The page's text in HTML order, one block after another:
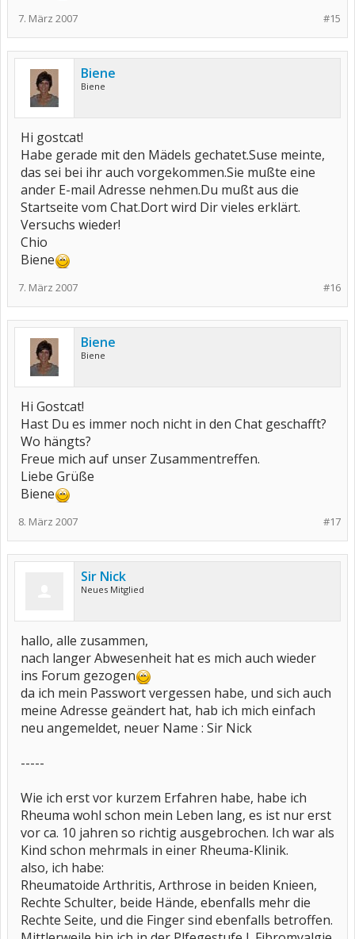
#15
7. März 2007
Biene
Biene
Hi gostcat!
Habe gerade mit den Mädels gechatet.Suse meinte,
das sei bei ihr auch vorgekommen.Sie mußte eine
ander E-mail Adresse nehmen.Du mußt aus die
Startseite vom Chat.Dort wird Dir vieles erklärt.
Versuchs wieder!
Chio
Biene
#16
7. März 2007
Biene
Biene
Hi Gostcat!
Hast Du es immer noch nicht in den Chat geschafft?
Wo hängts?
Freue mich auf unser Zusammentreffen.
Liebe Grüße
Biene
#17
8. März 2007
Sir Nick
Neues Mitglied
hallo, alle zusammen,
nach langer Abwesenheit hat es mich auch wieder
ins Forum gezogen
da ich mein Passwort vergessen habe, und sich auch
meine Adresse geändert hat, hab ich mich einfach
neu angemeldet, neuer Name : Sir Nick
-----
Wie ich erst vor kurzem Erfahren habe, habe ich
Rheuma wohl schon mein Leben lang, es ist nur erst
vor ca. 10 jahren so richtig ausgebrochen. Ich war als
Kind schon mehrmals in einer Rheuma-Klinik.
also, ich habe:
Rheumatoide Arthritis, Arthrose in beiden Knieen,
Rechte Schulter, beide Hände, ebenfalls mehr die
Rechte Seite, und die Finger sind ebenfalls betroffen.